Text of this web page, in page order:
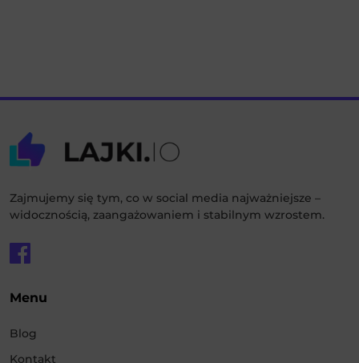
Zajmujemy się tym, co w social media najważniejsze –
widocznością, zaangażowaniem i stabilnym wzrostem.
Menu
Blog
Kontakt